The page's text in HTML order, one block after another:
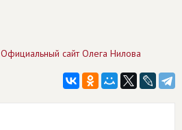
Официальный сайт Олега Нилова